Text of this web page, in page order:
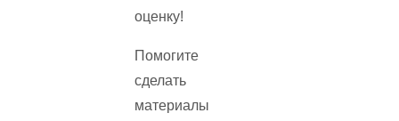
оценку!
Помогите
сделать
материалы